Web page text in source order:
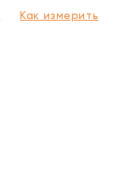
Как измерить